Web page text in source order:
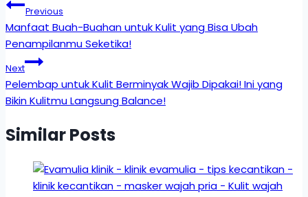
Previous
Manfaat Buah-Buahan untuk Kulit yang Bisa Ubah
Penampilanmu Seketika!
Next
Pelembap untuk Kulit Berminyak Wajib Dipakai! Ini yang
Bikin Kulitmu Langsung Balance!
Similar Posts